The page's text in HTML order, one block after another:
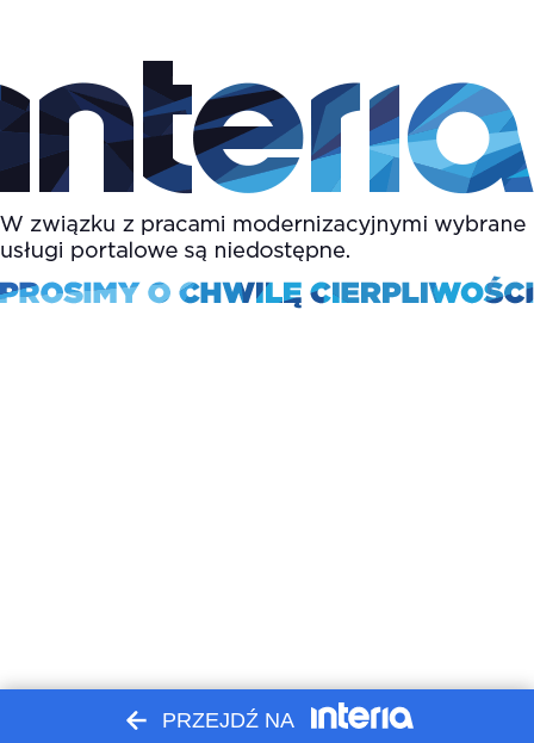
PRZEJDŹ NA